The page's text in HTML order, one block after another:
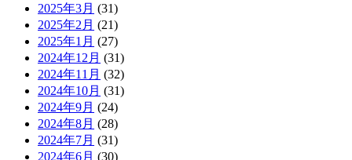
2025年3月 (31)
2025年2月 (21)
2025年1月 (27)
2024年12月 (31)
2024年11月 (32)
2024年10月 (31)
2024年9月 (24)
2024年8月 (28)
2024年7月 (31)
2024年6月 (30)